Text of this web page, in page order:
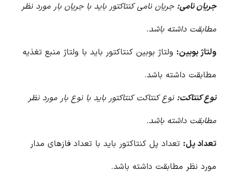
جریان نامی: جریان نامی کنتاکتور باید با جریان بار مورد نظر
مطابقت داشته باشد.
ولتاژ بوبین: ولتاژ بوبین کنتاکتور باید با ولتاژ منبع تغذیه
مطابقت داشته باشد.
نوع کنتاکت: نوع کنتاکت کنتاکتور باید با نوع بار مورد نظر
مطابقت داشته باشد.
تعداد پل: تعداد پل کنتاکتور باید با تعداد فازهای مدار
مورد نظر مطابقت داشته باشد.